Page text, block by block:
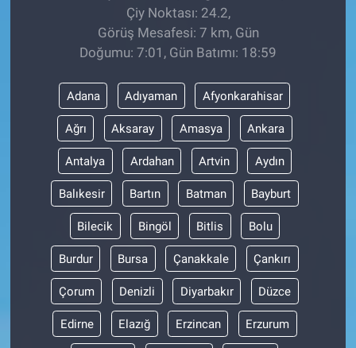
Çiy Noktası: 24.2,
Görüş Mesafesi: 7 km, Gün
Doğumu: 7:01, Gün Batımı: 18:59
Adana Adıyaman Afyonkarahisar
Ağrı Aksaray Amasya Ankara
Antalya Ardahan Artvin Aydın
Balıkesir Bartın Batman Bayburt
Bilecik Bingöl Bitlis Bolu
Burdur Bursa Çanakkale Çankırı
Çorum Denizli Diyarbakır Düzce
Edirne Elazığ Erzincan Erzurum